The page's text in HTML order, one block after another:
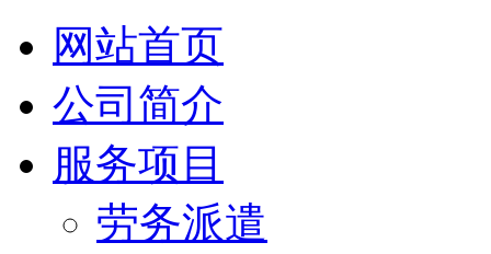
网站首页
公司简介
服务项目
劳务派遣